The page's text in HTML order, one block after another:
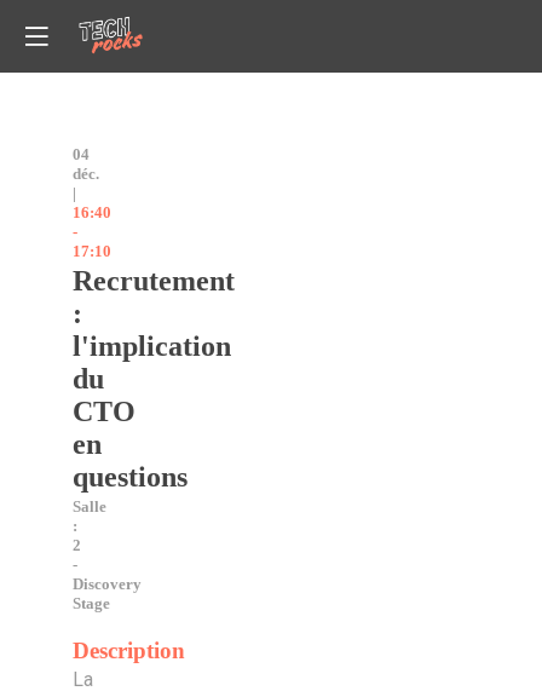
04
déc.
|
16:40
-
17:10
Recrutement
:
l'implication
du
CTO
en
questions
Salle
:
2
-
Discovery
Stage
Description
La